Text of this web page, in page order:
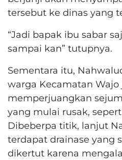
tersebut ke dinas yang
“Jadi bapak ibu sabar
sampai kan” tutupnya.
Sementara itu,
warga Kecamatan Wajo
memperjuangkan
yang mulai rusak,
Dibeberpa titik, lanjut
terdapat drainase yang
dikertut karena